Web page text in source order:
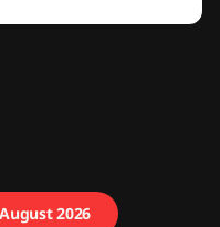
2026